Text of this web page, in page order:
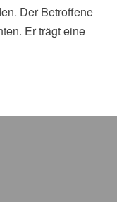
Der Betroffene
Er trägt eine